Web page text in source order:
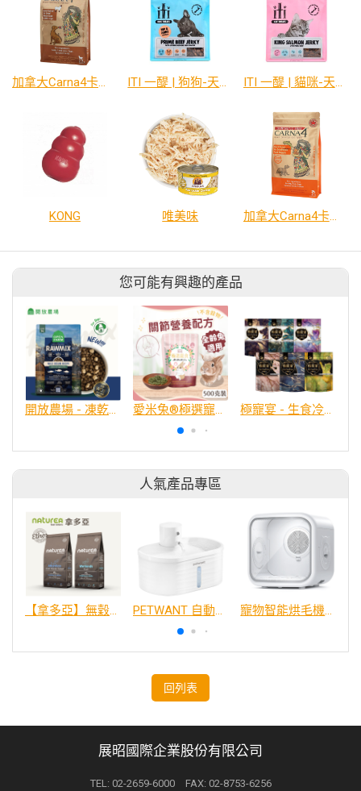
加拿大Carna4卡娜芙‧狗狗系列 ITI 一醍 | 狗狗-天然風乾零食系列 ITI 一醍 | 貓咪-天然風乾零食系列
KONG 唯美味 加拿大Carna4卡娜芙‧貓咪系列
您可能有興趣的產品
開放農場 - 凍乾無穀寵糧 - 野撈三鮮魚 - 全齡犬 愛米兔®極選寵食 - 兔兔好骨力配方 極寵宴 - 生食冷凍乾燥貓狗飼料
人氣產品專區
【拿多亞】無穀低敏 犬糧 PETWANT 自動感應無線寵物飲水機 W4-L 寵物智能烘毛機75L
回列表
展昭國際企業股份有限公司
TEL: 02-2659-6000 FAX: 02-8753-6256